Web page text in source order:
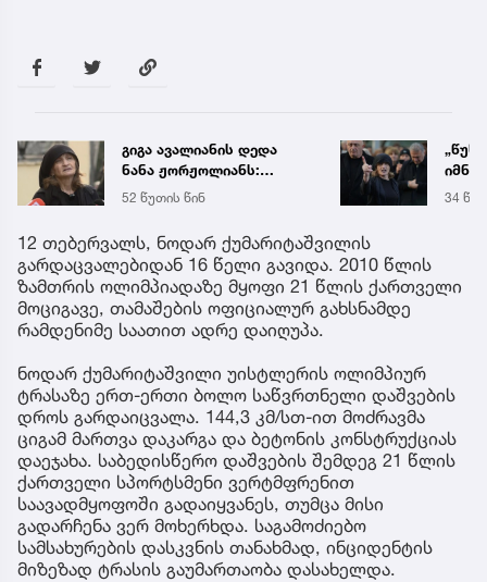
„წუხელ დაიჭირეს ნია
იმნაძე და ანასტასია
ბერუაშვილი! თეთრად
გავათენე, მაგრამ
ფეისბუკში ვერ შევედი...“
- რას წერს ეკა კუპატაძე
34 წუთის წინ 5 აგვ
12 თებერვალს, ნოდარ ქუმარიტაშვილის
გარდაცვალებიდან 16 წელი გავიდა. 2010 წლის
ზამთრის ოლიმპიადაზე მყოფი 21 წლის ქართველი
მოციგავე, თამაშების ოფიციალურ გახსნამდე
რამდენიმე საათით ადრე დაიღუპა.
ნოდარ ქუმარიტაშვილი უისტლერის ოლიმპიურ
ტრასაზე ერთ-ერთი ბოლო საწვრთნელი დაშვების
დროს გარდაიცვალა. 144,3 კმ/სთ-ით მოძრავმა
ციგამ მართვა დაკარგა და ბეტონის კონსტრუქციას
დაეჯახა. საბედისწერო დაშვების შემდეგ 21 წლის
ქართველი სპორტსმენი ვერტმფრენით
საავადმყოფოში გადაიყვანეს, თუმცა მისი
გადარჩენა ვერ მოხერხდა. საგამოძიებო
სამსახურების დასკვნის თანახმად, ინციდენტის
მიზეზად ტრასის გაუმართაობა დასახელდა.